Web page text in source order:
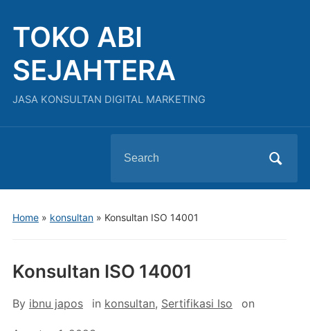
TOKO ABI
SEJAHTERA
JASA KONSULTAN DIGITAL MARKETING
for:
Home» konsultan» Konsultan ISO 14001
Konsultan ISO 14001
By ibnu japos in konsultan, Sertifikasi Iso on